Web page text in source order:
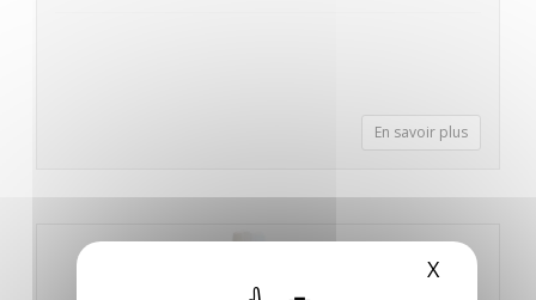
X
En savoir plus